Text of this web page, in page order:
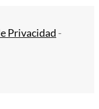
Privacidad -